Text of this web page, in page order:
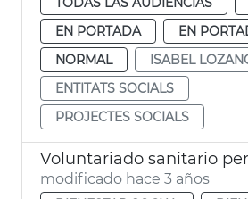
EN PORTADA
EN
NORMAL
ISABEL
ENTITATS SOCIALS
PROJECTES SOCIALS
modificado hace 3 años